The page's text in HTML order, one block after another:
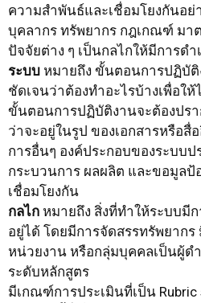
ศึก
ภา
ความสำพันธ์และเชื่อมโยงกันอย่
บุคลากร ทรัพยากร กฎเกณฑ์ มา
ปัจจัยต่าง ๆ เป็นกลไกให้มีการด
ระบบ หมายถึง ขั้นตอนการปฏิบั
ชัดเจนว่าต้องทำอะไรบ้างเพื่อใ
ขั้นตอนการปฏิบัติงานจะต้องปร
ว่าจะอยู่ในรูป ของเอกสารหรือสื่
การอื่นๆ องค์ประกอบของระบบ
กระบวนการ ผลผลิต และขอมูล
เชื่อมโยงกัน
กลไก หมายถึง สิ่งที่ทำให้ระบบมี
อยู่ได้ โดยมีการจัดสรรทรัพยากร
หน่วยงาน หรือกลุ่มบุคคลเป็นผู้ด
ระดับหลักสูตร
มีเกณฑ์การประเมินที่เป็น Rubric